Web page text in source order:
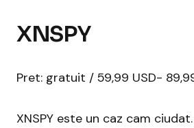
XNSPY
Pret: gratuit / 59,99 USD-
XNSPY este un caz cam